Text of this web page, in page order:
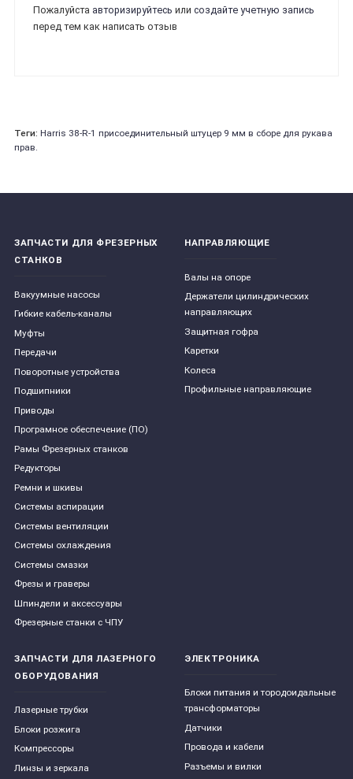
Пожалуйста авторизируйтесь или создайте учетную запись
перед тем как написать отзыв
Теги: Harris 38-R-1 присоединительный штуцер 9 мм в сборе для рукава
прав.
ЗАПЧАСТИ ДЛЯ ФРЕЗЕРНЫХ
СТАНКОВ
Вакуумные насосы
Гибкие кабель-каналы
Муфты
Передачи
Поворотные устройства
Подшипники
Приводы
Програмное обеспечение (ПО)
Рамы Фрезерных станков
Редукторы
Ремни и шкивы
Системы аспирации
Системы вентиляции
Системы охлаждения
Системы смазки
Фрезы и граверы
Шпиндели и аксессуары
Фрезерные станки с ЧПУ
НАПРАВЛЯЮЩИЕ
Валы на опоре
Держатели цилиндрических
направляющих
Защитная гофра
Каретки
Колеса
Профильные направляющие
ЗАПЧАСТИ ДЛЯ ЛАЗЕРНОГО
ОБОРУДОВАНИЯ
Лазерные трубки
Блоки розжига
Компрессоры
Линзы и зеркала
ЭЛЕКТРОНИКА
Блоки питания и тородоидальные
трансформаторы
Датчики
Провода и кабели
Разъемы и вилки